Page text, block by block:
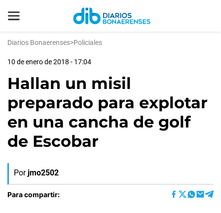
Diarios Bonaerenses>Policiales
10 de enero de 2018 - 17:04
Hallan un misil
preparado para explotar
en una cancha de golf
de Escobar
Por jmo2502
Para compartir: